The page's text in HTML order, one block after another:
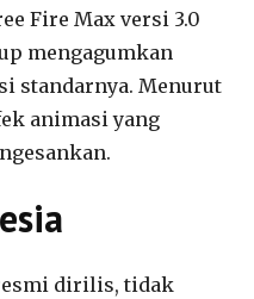
Fire Max versi 3.0
mengagumkan
standarnya. Menurut
animasi yang
dirilis, tidak